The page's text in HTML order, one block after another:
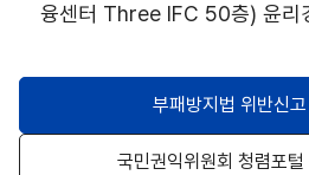
융센터 Three IFC 50층) 윤리
부패방지법 위반신고
국민권익위원회 청렴포털